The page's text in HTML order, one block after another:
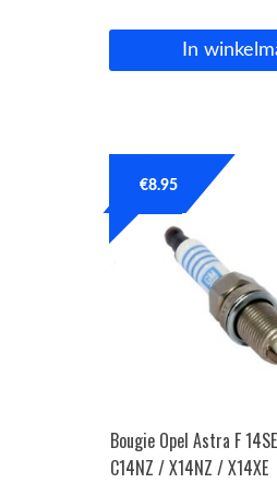
In
Bougie Opel Astra F
C14NZ / X14NZ / X14XE
€8.95